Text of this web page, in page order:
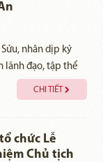
nhân dịp kỷ
lãnh đạo, tập thể
và các đồng chí
tại nơi yên nghỉ
CHI TIẾT
chức Lễ
Chủ tịch